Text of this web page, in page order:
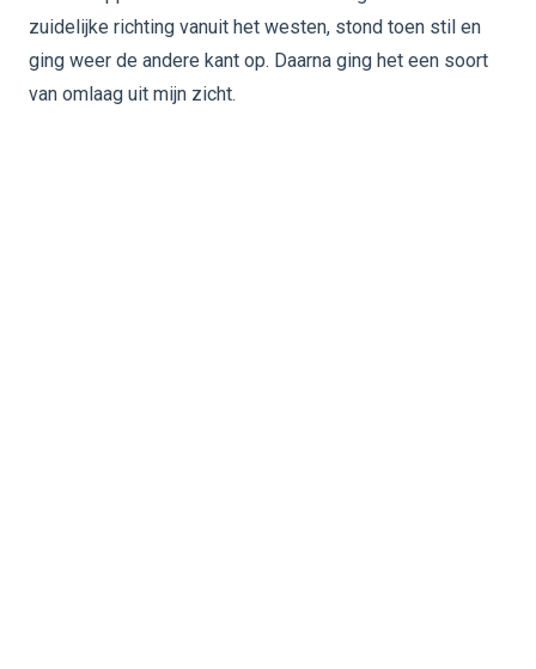
zuidelijke richting vanuit het westen, stond toen stil en
ging weer de andere kant op. Daarna ging het een soort
van omlaag uit mijn zicht.